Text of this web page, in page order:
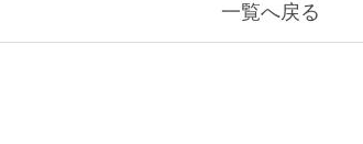
一覧へ戻る